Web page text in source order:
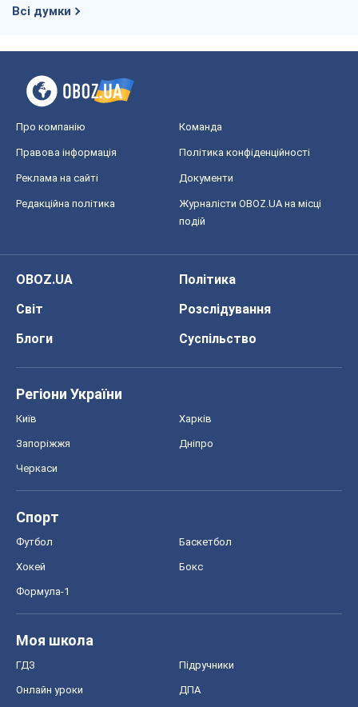
Всі думки
Про компанію Команда
Правова інформація Політика конфіденційності
Реклама на сайті Документи
Редакційна політика
Журналісти OBOZ.UA на місці
подій
OBOZ.UA
Політика
Світ
Розслідування
Блоги
Суспільство
Регіони України
Київ Харків
Запоріжжя Дніпро
Черкаси
Спорт
Футбол Баскетбол
Хокей Бокс
Формула-1
Моя школа
ГДЗ Підручники
Онлайн уроки ДПА